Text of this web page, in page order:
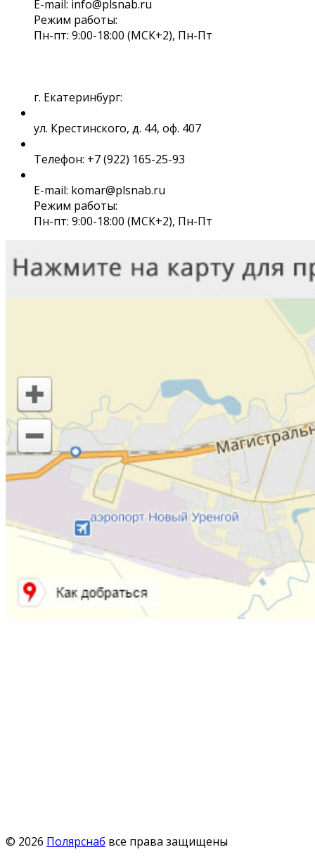
E-mail: info@plsnab.ru
Режим работы:
Пн-пт: 9:00-18:00 (МСК+2), Пн-Пт
г. Екатеринбург:
ул. Крестинского, д. 44, оф. 407
Телефон: +7 (922) 165-25-93
E-mail: komar@plsnab.ru
Режим работы:
Пн-пт: 9:00-18:00 (МСК+2), Пн-Пт
© 2026 Полярснаб все права защищены